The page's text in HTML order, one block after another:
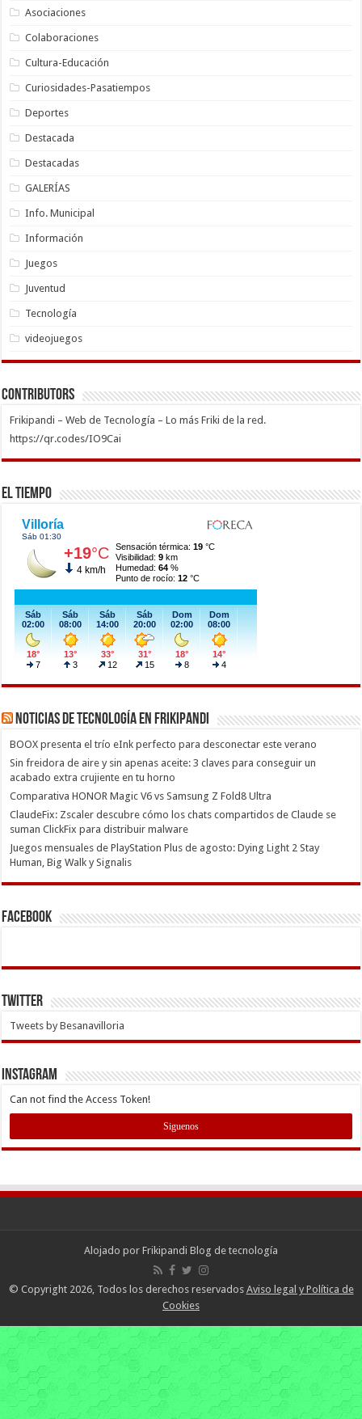
Asociaciones
Colaboraciones
Cultura-Educación
Curiosidades-Pasatiempos
Deportes
Destacada
Destacadas
GALERÍAS
Info. Municipal
Información
Juegos
Juventud
Tecnología
videojuegos
Contributors
Frikipandi – Web de Tecnología – Lo más Friki de la red.
https://qr.codes/IO9Cai
El Tiempo
Noticias de Tecnología en Frikipandi
BOOX presenta el trío eInk perfecto para desconectar este verano
Sin freidora de aire y sin apenas aceite: 3 claves para conseguir un
acabado extra crujiente en tu horno
Comparativa HONOR Magic V6 vs Samsung Z Fold8 Ultra
ClaudeFix: Zscaler descubre cómo los chats compartidos de Claude se
suman ClickFix para distribuir malware
Juegos mensuales de PlayStation Plus de agosto: Dying Light 2 Stay
Human, Big Walk y Signalis
Facebook
Twitter
Tweets by Besanavilloria
INSTAGRAM
Can not find the Access Token!
Siguenos
Alojado por Frikipandi Blog de tecnología
© Copyright 2026, Todos los derechos reservados Aviso legal y Política de
Cookies